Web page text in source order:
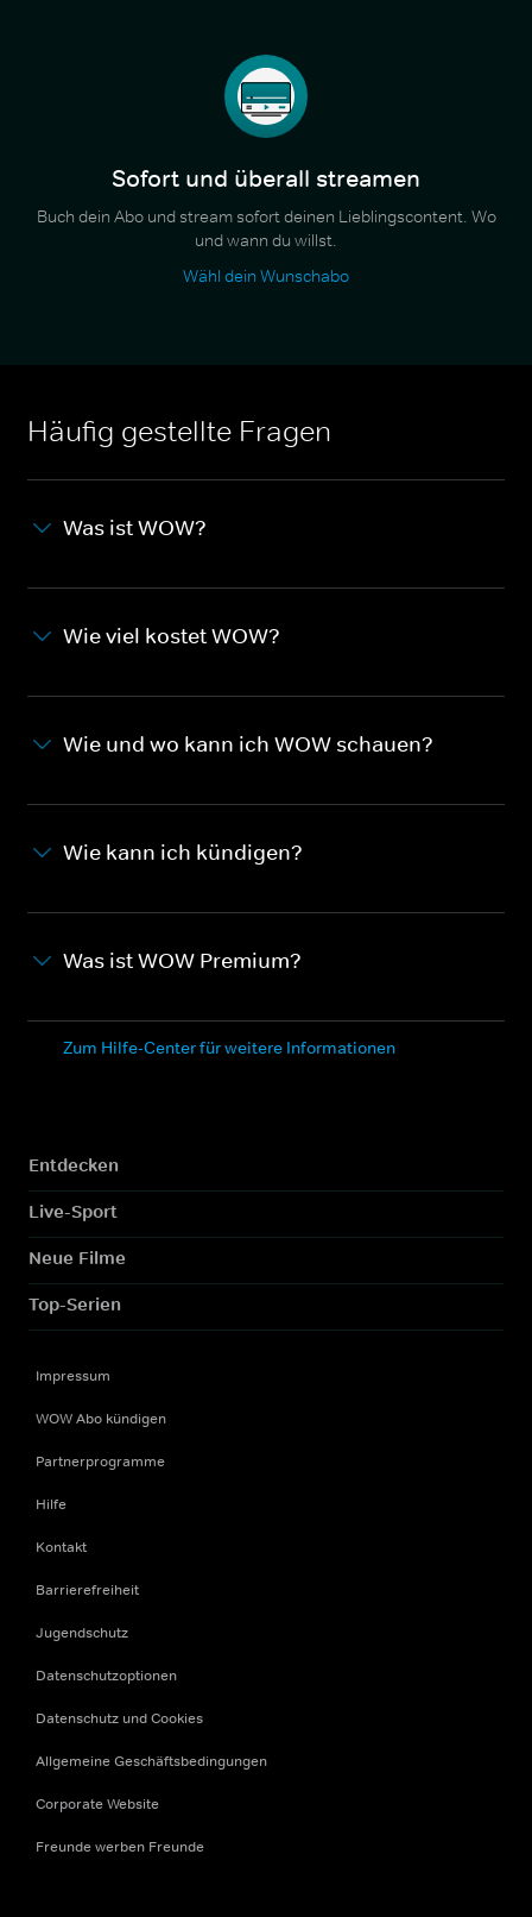
Sofort und überall streamen
Buch dein Abo und stream sofort deinen Lieblingscontent. Wo
und wann du willst.
Wähl dein Wunschabo
Häufig gestellte Fragen
Was ist WOW?
Wie viel kostet WOW?
Wie und wo kann ich WOW schauen?
Wie kann ich kündigen?
Was ist WOW Premium?
Zum Hilfe-Center für weitere Informationen
Entdecken
Live-Sport
Neue Filme
Top-Serien
Impressum
WOW Abo kündigen
Partnerprogramme
Hilfe
Kontakt
Barrierefreiheit
Jugendschutz
Datenschutzoptionen
Datenschutz und Cookies
Allgemeine Geschäftsbedingungen
Corporate Website
Freunde werben Freunde